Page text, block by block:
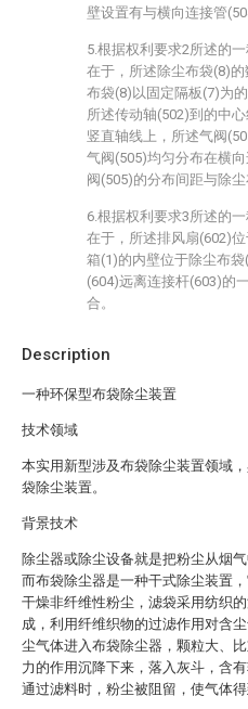
Description
一种环保型布袋除尘装置
技术领域
本实用新型涉及布袋除尘装置领域
袋除尘装置。
背景技术
除尘器或除尘设备就是把粉尘从烟
而布袋除尘器是一种干式除尘装置，
干燥非纤维性粉尘，滤袋采用纺织
成，利用纤维织物的过滤作用对含
尘气体进入布袋除尘器，颗粒大、
力的作用沉降下来，落入灰斗，含
通过滤料时，粉尘被阻留，使气体得
壁设置有与横向连接管
5.根据权利要求2所述的
在于，所述除尘布袋(8)
布袋(8)以固定隔板(7)为
所述传动轴(502)到的中
竖直轴线上，所述气阀
气阀(505)均匀分布在横
阀(505)的分布间距与除
6.根据权利要求3所述的
在于，所述排风扇(602)
箱(1)的内壁位于除尘布
(604)远离连接杆(603)的
合。